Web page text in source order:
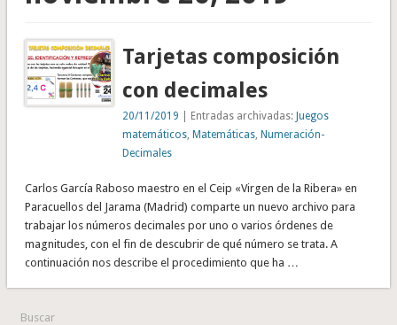
Tarjetas composición
con decimales
20/11/2019 | Entradas archivadas:Juegos
matemáticos ,Matemáticas ,Numeración-
Decimales
Carlos García Raboso maestro en el Ceip «Virgen de la Ribera» en
Paracuellos del Jarama (Madrid) comparte un nuevo archivo para
trabajar los números decimales por uno o varios órdenes de
magnitudes, con el fin de descubrir de qué número se trata. A
continuación nos describe el procedimiento que ha …
Buscar